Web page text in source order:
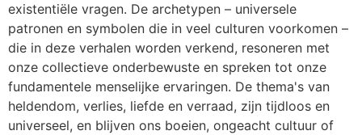
existentiële vragen. De archetypen – universele
patronen en symbolen die in veel culturen voorkomen –
die in deze verhalen worden verkend, resoneren met
onze collectieve onderbewuste en spreken tot onze
fundamentele menselijke ervaringen. De thema's van
heldendom, verlies, liefde en verraad, zijn tijdloos en
universeel, en blijven ons boeien, ongeacht cultuur of